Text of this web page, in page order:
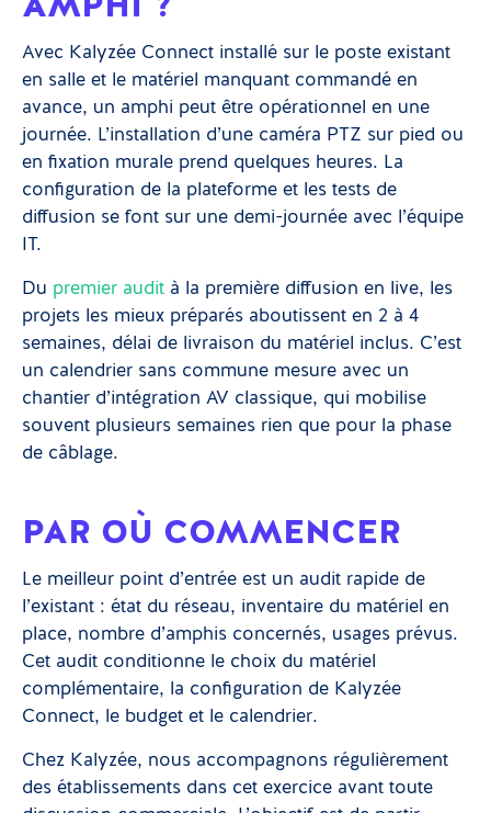
Avec Kalyzée Connect installé sur le poste existant
en salle et le matériel manquant commandé en
avance, un amphi peut être opérationnel en une
journée. L’installation d’une caméra PTZ sur pied ou
en fixation murale prend quelques heures. La
configuration de la plateforme et les tests de
diffusion se font sur une demi-journée avec l’équipe
IT.
Du premier audit à la première diffusion en live, les
projets les mieux préparés aboutissent en 2 à 4
semaines, délai de livraison du matériel inclus. C’est
un calendrier sans commune mesure avec un
chantier d’intégration AV classique, qui mobilise
souvent plusieurs semaines rien que pour la phase
de câblage.
PAR OÙ COMMENCER
Le meilleur point d’entrée est un audit rapide de
l’existant : état du réseau, inventaire du matériel en
place, nombre d’amphis concernés, usages prévus.
Cet audit conditionne le choix du matériel
complémentaire, la configuration de Kalyzée
Connect, le budget et le calendrier.
Chez Kalyzée, nous accompagnons régulièrement
des établissements dans cet exercice avant toute